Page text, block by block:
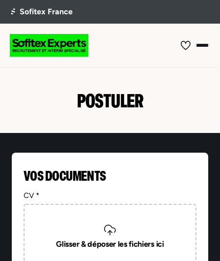
POSTULER
VOS DOCUMENTS
CV *
Glisser & déposer les fichiers ici